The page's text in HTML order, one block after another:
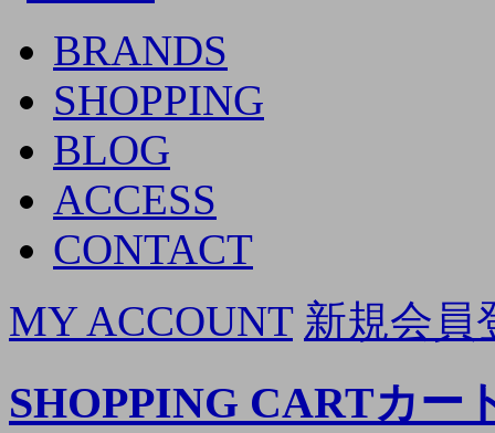
BRANDS
SHOPPING
BLOG
ACCESS
CONTACT
MY ACCOUNT 新規会員
SHOPPING CARTカー